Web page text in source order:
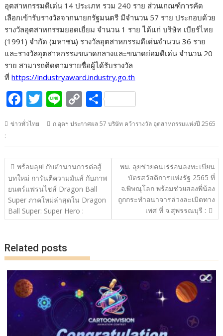
อุตสาหกรรมดีเด่น 14 ประเภท รวม 240 ราย ส่วนเกณฑ์การคัด
เลือกเข้ารับรางวัลจากนายกรัฐมนตรี มีจำนวน 57 ราย ประกอบด้วย
รางวัลอุตสาหกรรมยอดเยี่ยม จำนวน 1 ราย ได้แก่ บริษัท เบียร์ไทย
(1991) จำกัด (มหาชน) รางวัลอุตสาหกรรมดีเด่นจำนวน 36 ราย
และรางวัลอุตสาหกรรมขนาดกลางและขนาดย่อมดีเด่น จำนวน 20
ราย สามารถติดตามรายชื่อผู้ได้รับรางวัล
ที่https://industryaward.industry.go.th
F
ac
e
b
o
o
k
T
itt
er
Li
e
C
p
y
Li
n
k
S
ar
e
ข่าวทั่วไทย
ก.อุตฯ ประกาศผล 57 บริษัท คว้ารางวัล อุตสาหกรรมแห่งปี 2565
:
แนะแนว
เรื่อง
พร้อมลุย! กับตำนานการต่อสู้
บทใหม่ การันตีความมันส์ กับภาพ
ยนตร์แฟรนไชส์ Dragon Ball
Super ภาคใหม่ล่าสุดใน Dragon
Ball Super: Super Hero :
พม. ลุยช่วยคนเร่ร่อนลงทะเบียน
บัตรสวัสดิการแห่งรัฐ 2565 ที่
จ.พิษณุโลก พร้อมช่วยสองพี่น้อง
ถูกกระทำอนาจารล่วงละเมิดทาง
เพศ ที่ จ.สุพรรณบุรี :
Related posts